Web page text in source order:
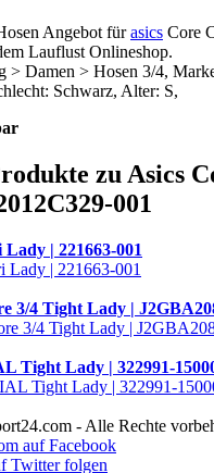
Angebot fürasics Core
Lauflust Onlineshop.
> Damen > Hosen 3/4,
Schwarz, Alter: S,
zu Asics
001
| 221663-001
3/4 Tight Lady |
Tight Lady | 322991-
- Alle Rechte